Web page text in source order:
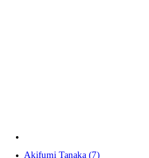
Akifumi Tanaka (7)